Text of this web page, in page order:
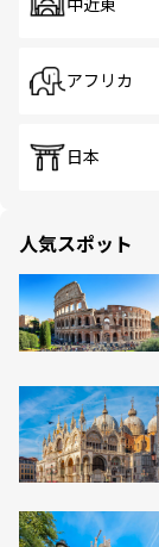
中近東
アフリカ
日本
人気スポット